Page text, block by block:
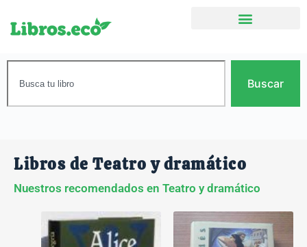
Buscar
Libros de Teatro y dramático
Nuestros recomendados en Teatro y dramático